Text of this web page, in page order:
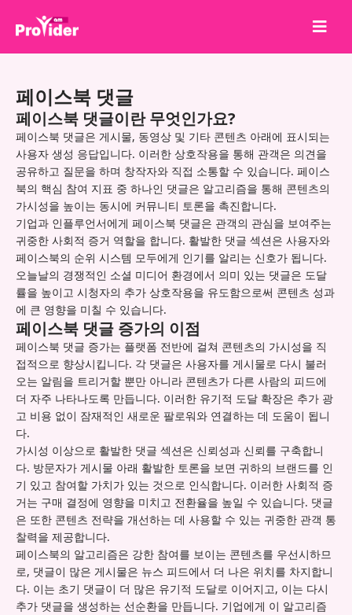
회사 소개
로그인
회원가입
서비스
API
이용약관
블로그
페이스북 댓글
페이스북 댓글이란 무엇인가요?
페이스북 댓글은 게시물, 동영상 및 기타 콘텐츠 아래에 표시되는
사용자 생성 응답입니다. 이러한 상호작용을 통해 관객은 의견을
공유하고 질문을 하며 창작자와 직접 소통할 수 있습니다. 페이스
북의 핵심 참여 지표 중 하나인 댓글은 알고리즘을 통해 콘텐츠의
가시성을 높이는 동시에 커뮤니티 토론을 촉진합니다.
기업과 인플루언서에게 페이스북 댓글은 관객의 관심을 보여주는
귀중한 사회적 증거 역할을 합니다. 활발한 댓글 섹션은 사용자와
페이스북의 순위 시스템 모두에게 인기를 알리는 신호가 됩니다.
오늘날의 경쟁적인 소셜 미디어 환경에서 의미 있는 댓글은 도달
률을 높이고 시청자의 추가 상호작용을 유도함으로써 콘텐츠 성과
에 큰 영향을 미칠 수 있습니다.
페이스북 댓글 증가의 이점
페이스북 댓글 증가는 플랫폼 전반에 걸쳐 콘텐츠의 가시성을 직
접적으로 향상시킵니다. 각 댓글은 사용자를 게시물로 다시 불러
오는 알림을 트리거할 뿐만 아니라 콘텐츠가 다른 사람의 피드에
더 자주 나타나도록 만듭니다. 이러한 유기적 도달 확장은 추가 광
고 비용 없이 잠재적인 새로운 팔로워와 연결하는 데 도움이 됩니
다.
가시성 이상으로 활발한 댓글 섹션은 신뢰성과 신뢰를 구축합니
다. 방문자가 게시물 아래 활발한 토론을 보면 귀하의 브랜드를 인
기 있고 참여할 가치가 있는 것으로 인식합니다. 이러한 사회적 증
거는 구매 결정에 영향을 미치고 전환율을 높일 수 있습니다. 댓글
은 또한 콘텐츠 전략을 개선하는 데 사용할 수 있는 귀중한 관객 통
찰력을 제공합니다.
페이스북의 알고리즘은 강한 참여를 보이는 콘텐츠를 우선시하므
로, 댓글이 많은 게시물은 뉴스 피드에서 더 나은 위치를 차지합니
다. 이는 초기 댓글이 더 많은 유기적 도달로 이어지고, 이는 다시
추가 댓글을 생성하는 선순환을 만듭니다. 기업에게 이 알고리즘